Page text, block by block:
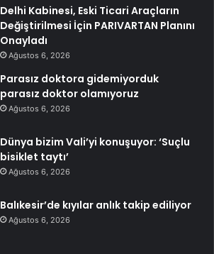
Delhi Kabinesi, Eski Ticari Araçların
Değiştirilmesi İçin PARIVARTAN Planını
Onayladı
Ağustos 6, 2026
Parasız doktora gidemiyorduk
parasız doktor olamıyoruz
Ağustos 6, 2026
Dünya bizim Vali’yi konuşuyor: ‘Suçlu
bisiklet taytı’
Ağustos 6, 2026
Balıkesir’de kıyılar anlık takip ediliyor
Ağustos 6, 2026